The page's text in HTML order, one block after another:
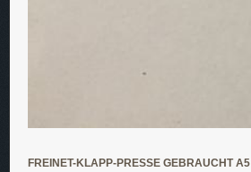
FREINET-KLAPP-PRESSE GEBRAUCHT A5